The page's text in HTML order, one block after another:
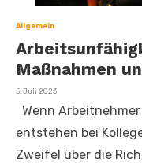
Allgemein
Maßnahmen
Veröffentlicht
5. Juli 2023
Wenn
entstehen bei
Zweifel über die